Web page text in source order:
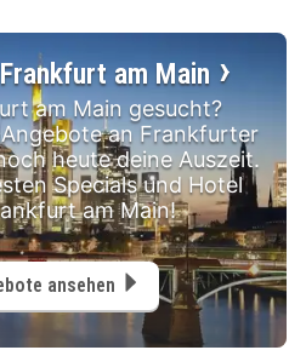
am Main
am Main gesucht?
an Frankfurter
heute deine Auszeit.
Specials und Hotel
am Main!
ansehen